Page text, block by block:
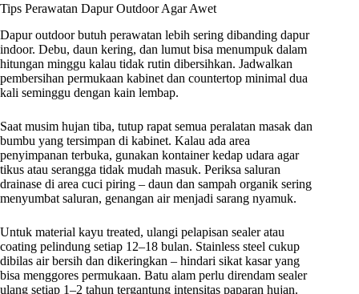
Tips Perawatan Dapur Outdoor Agar Awet
Dapur outdoor butuh perawatan lebih sering dibanding dapur
indoor. Debu, daun kering, dan lumut bisa menumpuk dalam
hitungan minggu kalau tidak rutin dibersihkan. Jadwalkan
pembersihan permukaan kabinet dan countertop minimal dua
kali seminggu dengan kain lembap.
Saat musim hujan tiba, tutup rapat semua peralatan masak dan
bumbu yang tersimpan di kabinet. Kalau ada area
penyimpanan terbuka, gunakan kontainer kedap udara agar
tikus atau serangga tidak mudah masuk. Periksa saluran
drainase di area cuci piring – daun dan sampah organik sering
menyumbat saluran, genangan air menjadi sarang nyamuk.
Untuk material kayu treated, ulangi pelapisan sealer atau
coating pelindung setiap 12–18 bulan. Stainless steel cukup
dibilas air bersih dan dikeringkan – hindari sikat kasar yang
bisa menggores permukaan. Batu alam perlu direndam sealer
ulang setiap 1–2 tahun tergantung intensitas paparan hujan.